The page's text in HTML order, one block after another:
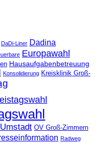
DaDi-Liner Dadina
Europawahl
Hausaufgabenbetreuung
Konsolidierung Kreisklinik Groß-
OV Groß-Zimmern
Radweg